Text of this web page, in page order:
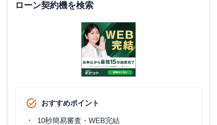
ローン契約機を検索
おすすめポイント
10秒簡易審査・WEB完結